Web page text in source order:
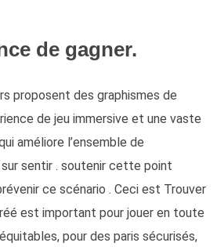
de gagner.
proposent des graphismes de
de jeu immersive et une vaste
améliore l’ensemble de
sur sentir . soutenir cette point
ce scénario . Ceci est Trouver
est important pour jouer en toute
pour des paris sécurisés,